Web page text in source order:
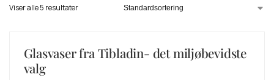
Viser alle 5 resultater
Glasvaser fra Tibladin- det miljøbevidste
valg